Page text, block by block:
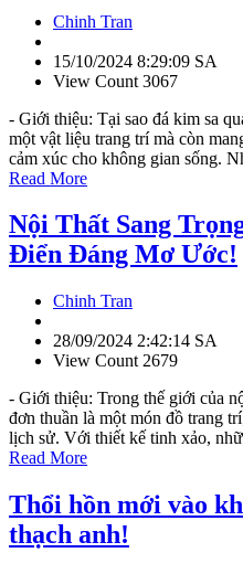
Chinh Tran
15/10/2024 8:29:09 SA
View Count 3067
- Giới thiệu: Tại sao đá kim sa
một vật liệu trang trí mà còn
cảm xúc cho không gian sống.
Read More
Nội Thất Sang
Điển Đáng Mơ Ước!
Chinh Tran
28/09/2024 2:42:14 SA
View Count 2679
- Giới thiệu: Trong thế giới của
đơn thuần là một món đồ trang
lịch sử. Với thiết kế tinh xảo,
Read More
Thổi hồn mới vào
thạch anh!